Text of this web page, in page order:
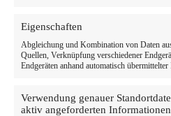
Eigenschaften
Abgleichung und Kombination von Daten
Quellen, Verknüpfung verschiedener
Endgeräten anhand automatisch
Verwendung genauer
aktiv angeforderten